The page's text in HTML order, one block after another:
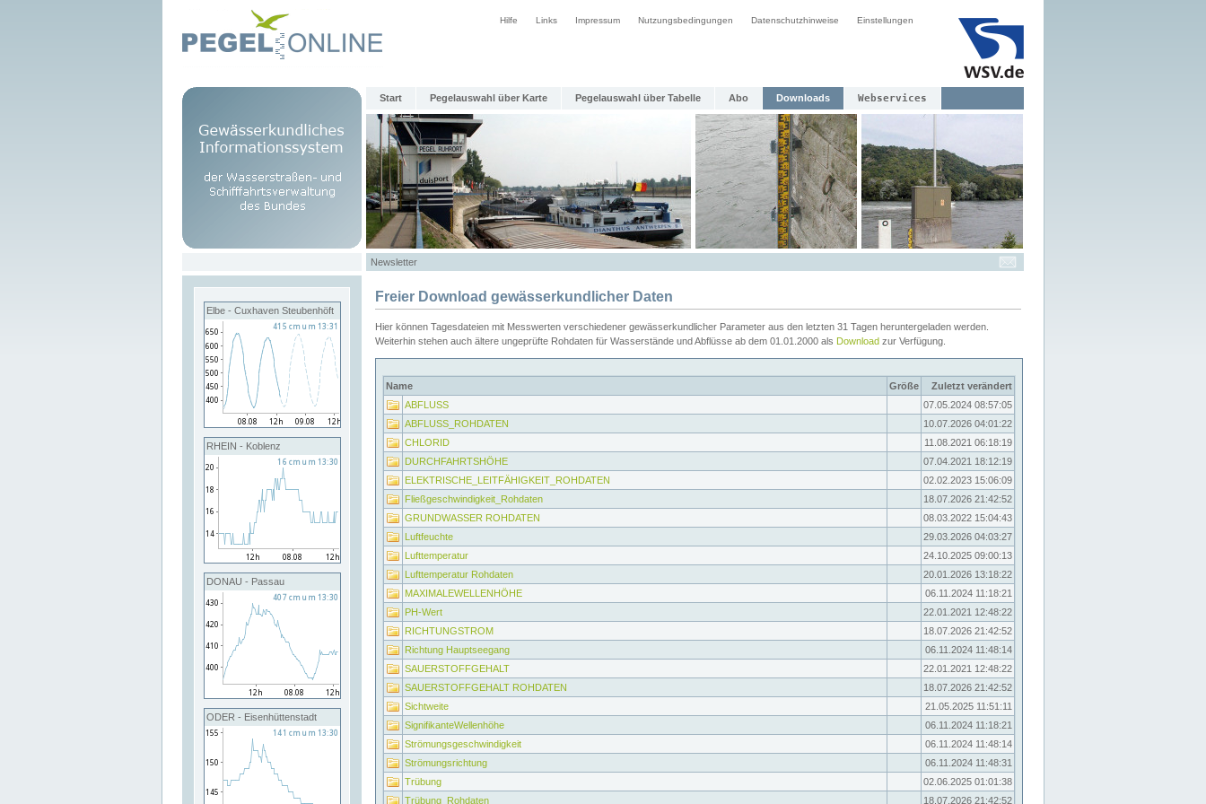
Hilfe Links Impressum Nutzungsbedingungen Datenschutzhinweise Einstellungen
Start Pegelauswahl über Karte Pegelauswahl über Tabelle Abo Downloads Webservices
Newsletter
Elbe - Cuxhaven Steubenhöft
RHEIN - Koblenz
DONAU - Passau
ODER - Eisenhüttenstadt
Freier Download gewässerkundlicher Daten
Hier können Tagesdateien mit Messwerten verschiedener gewässerkundlicher Parameter aus den letzten 31 Tagen heruntergeladen werden.
Weiterhin stehen auch ältere ungeprüfte Rohdaten für Wasserstände und Abflüsse ab dem 01.01.2000 als Download zur Verfügung.
Name Größe
Zuletzt verändert
ABFLUSS
07.05.2024 08:57:05
ABFLUSS_ROHDATEN
10.07.2026 04:01:22
CHLORID
11.08.2021 06:18:19
DURCHFAHRTSHÖHE
07.04.2021 18:12:19
ELEKTRISCHE_LEITFÄHIGKEIT_ROHDATEN
02.02.2023 15:06:09
Fließgeschwindigkeit_Rohdaten
18.07.2026 21:42:52
GRUNDWASSER ROHDATEN
08.03.2022 15:04:43
Luftfeuchte
29.03.2026 04:03:27
Lufttemperatur
24.10.2025 09:00:13
Lufttemperatur Rohdaten
20.01.2026 13:18:22
MAXIMALEWELLENHÖHE
06.11.2024 11:18:21
PH-Wert
22.01.2021 12:48:22
RICHTUNGSTROM
18.07.2026 21:42:52
Richtung Hauptseegang
06.11.2024 11:48:14
SAUERSTOFFGEHALT
22.01.2021 12:48:22
SAUERSTOFFGEHALT ROHDATEN
18.07.2026 21:42:52
Sichtweite
21.05.2025 11:51:11
SignifikanteWellenhöhe
06.11.2024 11:18:21
Strömungsgeschwindigkeit
06.11.2024 11:48:14
Strömungsrichtung
06.11.2024 11:48:31
Trübung
02.06.2025 01:01:38
Trübung_Rohdaten
18.07.2026 21:42:52